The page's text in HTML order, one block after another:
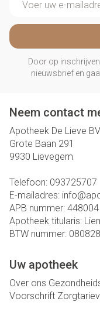
Door op
nieuwsbrief en
Neem contact
Apotheek De Lieve BV
Grote Baan 291
9930 Lievegem
Telefoon: 093725707
E-mailadres: info@
APB nummer: 448004
Apotheek titularis:
BTW nummer:
Uw apotheek
Over ons
Voorschrift